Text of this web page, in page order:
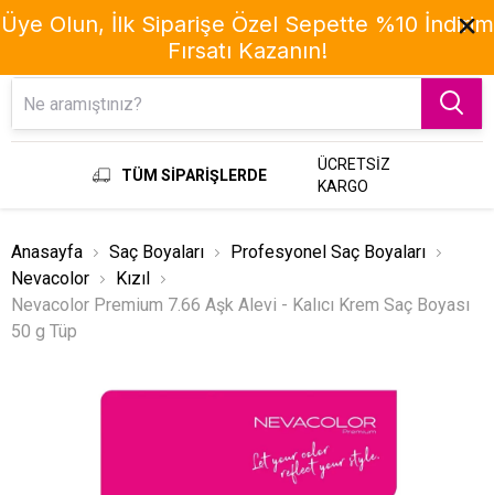
TÜM SİPARİŞLERDE
ÜCRETSİZ
KARGO
Anasayfa Saç Boyaları
Profesyonel Saç Boyaları
Nevacolor
Kızıl
Nevacolor Premium 7.66 Aşk Alevi - Kalıcı Krem Saç Boyası
50 g Tüp
Üye Olun, İlk Siparişe Özel Sepette %10 İndirim
Fırsatı Kazanın!